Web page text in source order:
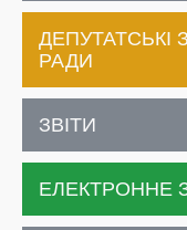
ДЕПУТАТСЬКІ
РАДИ
ЗВІТИ
ЕЛЕКТРОННЕ